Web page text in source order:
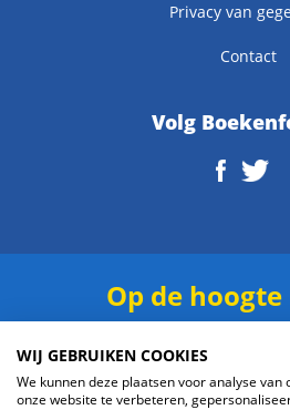
Privacy van
Contact
Volg
Op de
WIJ GEBRUIKEN COOKIES
We kunnen deze plaatsen voor analyse van
onze website te verbeteren,